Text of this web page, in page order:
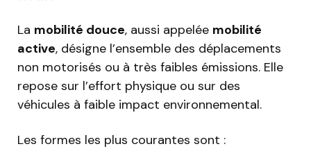
La mobilité douce, aussi appelée mobilité
active, désigne l’ensemble des déplacements
non motorisés ou à très faibles émissions. Elle
repose sur l’effort physique ou sur des
véhicules à faible impact environnemental.
Les formes les plus courantes sont :